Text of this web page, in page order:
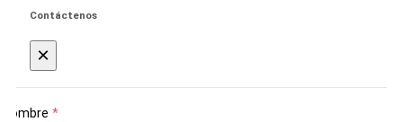
Contáctenos
×
Nombre *